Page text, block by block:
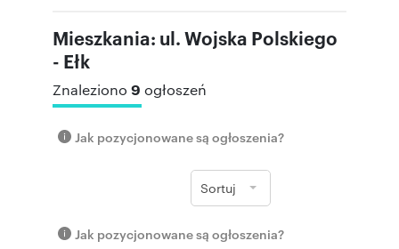
Mieszkania: ul. Wojska Polskiego
- Ełk
Znaleziono 9 ogłoszeń
Jak pozycjonowane są ogłoszenia?
Sortuj
Jak pozycjonowane są ogłoszenia?